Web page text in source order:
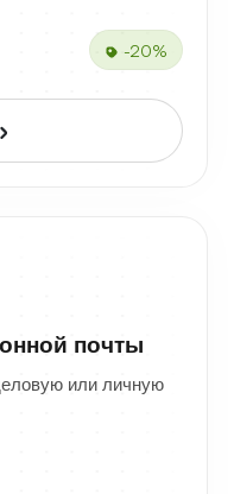
-20%
почты
или личную